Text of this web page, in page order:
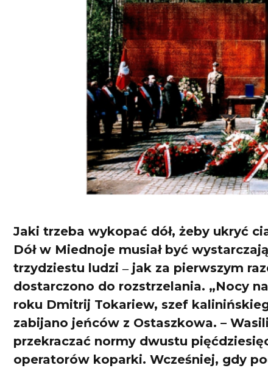
Jaki trzeba wykopać dół, żeby ukryć
Dół w Miednoje musiał być
trzydziestu ludzi ‒ jak za pierwszym
dostarczono do rozstrzelania. „Nocy
roku Dmitrij Tokariew, szef
zabijano jeńców z Ostaszkowa. –
przekraczać normy dwustu
operatorów koparki. Wcześniej, gdy